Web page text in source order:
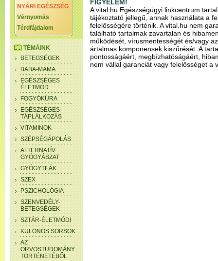
NYÁRI EGÉSZSÉG
Vérnyomás
Térdfájdalom
TÉMÁINK
BETEGSÉGEK
BABA-MAMA
EGÉSZSÉGES
ÉLETMÓD
FOGYÓKÚRA
EGÉSZSÉGES
TÁPLÁLKOZÁS
VITAMINOK
SZÉPSÉGÁPOLÁS
ALTERNATÍV
GYÓGYÁSZAT
GYÓGYTEÁK
SZEX
PSZICHOLÓGIA
SZENVEDÉLY-
BETEGSÉGEK
SZTÁR-ÉLETMÓDI
KÜLÖNÖS SORSOK
AZ
ORVOSTUDOMÁNY
TÖRTÉNETÉBŐL
FIGYELEM!
A vital.hu Egészségügyi linkcentrum
tájékoztató jellegű, annak használata a
felelősségére történik. A vital.hu nem
található tartalmak zavartalan és
működését, vírusmentességét és/vagy
ártalmas komponensek kiszűrését. A
pontosságáért, megbízhatóságáért,
nem vállal garanciát vagy felelősséget a